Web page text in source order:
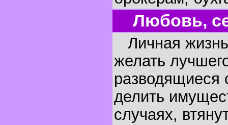
Любовь,
Личная
желать
разводящиеся
делить
случаях,